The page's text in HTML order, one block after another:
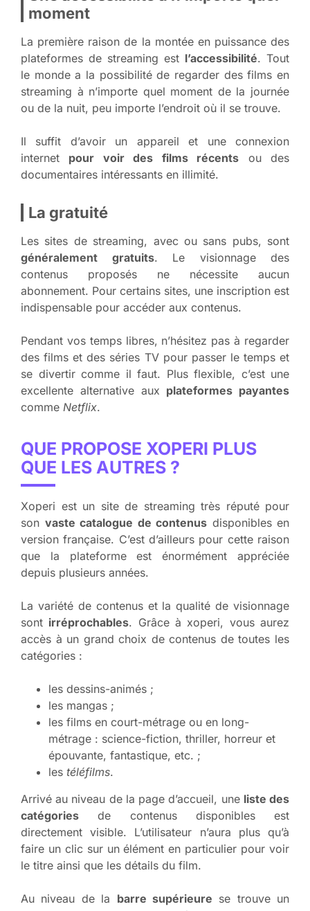
moment
La première raison de la montée en puissance des
plateformes de streaming est l’accessibilité. Tout
le monde a la possibilité de regarder des films en
streaming à n’importe quel moment de la journée
ou de la nuit, peu importe l’endroit où il se trouve.
Il suffit d’avoir un appareil et une connexion
internet pour voir des films récents ou des
documentaires intéressants en illimité.
La gratuité
Les sites de streaming, avec ou sans pubs, sont
généralement gratuits. Le visionnage des
contenus proposés ne nécessite aucun
abonnement. Pour certains sites, une inscription est
indispensable pour accéder aux contenus.
Pendant vos temps libres, n’hésitez pas à regarder
des films et des séries TV pour passer le temps et
se divertir comme il faut. Plus flexible, c’est une
excellente alternative aux plateformes payantes
comme Netflix.
QUE PROPOSE XOPERI PLUS
QUE LES AUTRES ?
Xoperi est un site de streaming très réputé pour
son vaste catalogue de contenus disponibles en
version française. C’est d’ailleurs pour cette raison
que la plateforme est énormément appréciée
depuis plusieurs années.
La variété de contenus et la qualité de visionnage
sont irréprochables. Grâce à xoperi, vous aurez
accès à un grand choix de contenus de toutes les
catégories :
les dessins-animés ;
les mangas ;
les films en court-métrage ou en long-
métrage : science-fiction, thriller, horreur et
épouvante, fantastique, etc. ;
les téléfilms.
Arrivé au niveau de la page d’accueil, une liste des
catégories de contenus disponibles est
directement visible. L’utilisateur n’aura plus qu’à
faire un clic sur un élément en particulier pour voir
le titre ainsi que les détails du film.
Au niveau de la barre supérieure se trouve un